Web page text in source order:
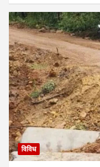
विविध